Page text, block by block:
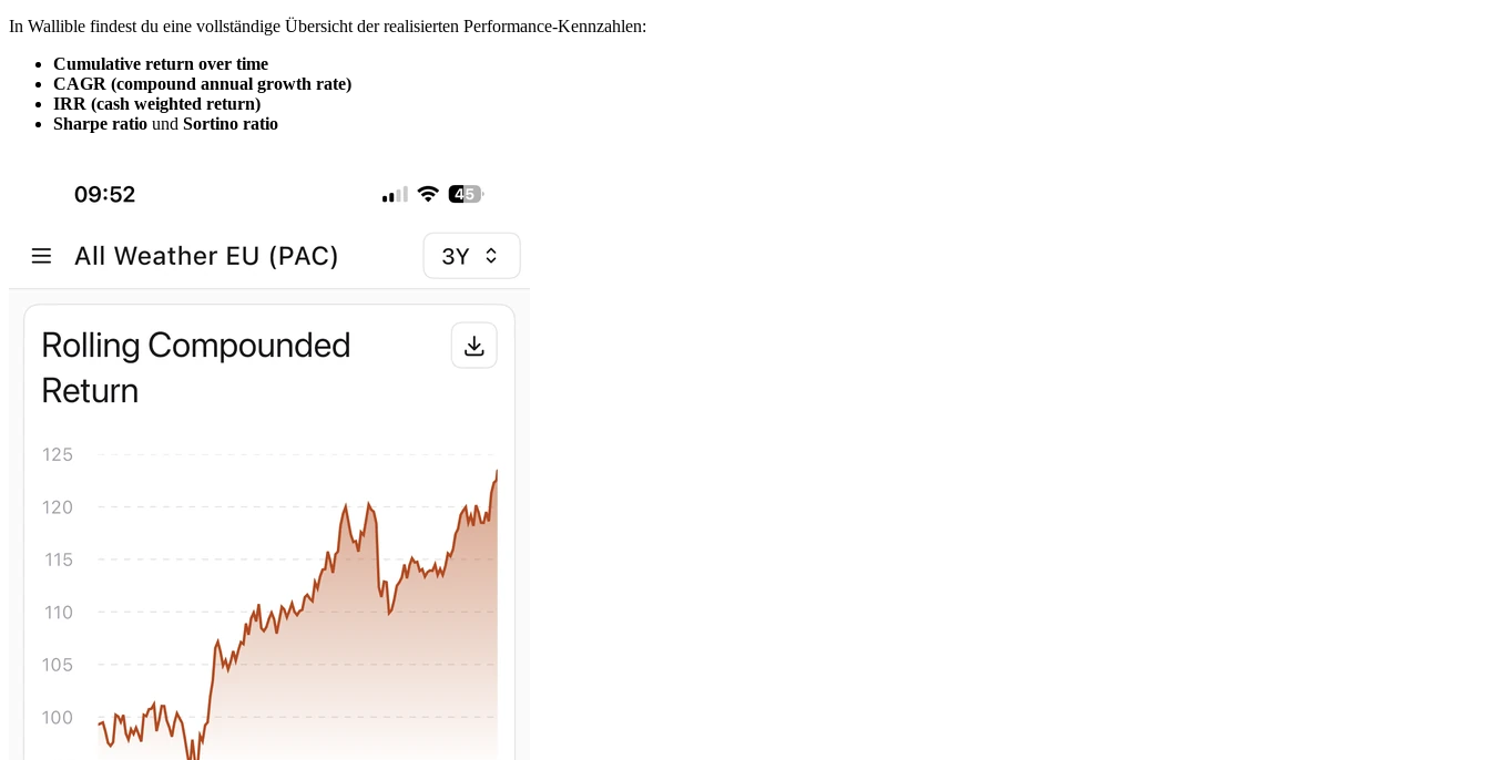
In Wallible findest du eine vollständige Übersicht der realisierten Performance‑Kennzahlen:
Cumulative return over time
CAGR (compound annual growth rate)
IRR (cash weighted return)
Sharpe ratio und Sortino ratio